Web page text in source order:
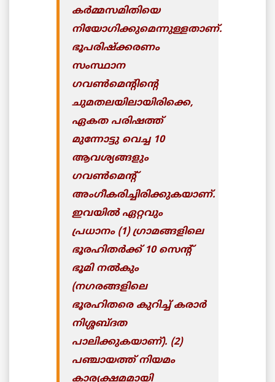
കര്‍മ്മസമിതിയെ
നിയോഗിക്കുമെന്നുള്ളതാണ്.
ഭൂപരിഷ്ക്കരണം
സംസ്ഥാന
ഗവണ്‍മെന്റിന്റെ
ചുമതലയിലായിരിക്കെ,
ഏകത പരിഷത്ത്
മുന്നോട്ടു വെച്ച 10
ആവശ്യങ്ങളും
ഗവണ്‍മെന്റ്
അംഗീകരിച്ചിരിക്കുകയാണ്.
ഇവയില്‍ ഏറ്റവും
പ്രധാനം (1) ഗ്രാമങ്ങളിലെ
ഭൂരഹിതര്‍ക്ക് 10 സെന്റ്
ഭൂമി നല്‍കും
(നഗരങ്ങളിലെ
ഭൂരഹിതരെ കുറിച്ച് കരാര്‍
നിശ്ശബ്ദത
പാലിക്കുകയാണ്). (2)
പഞ്ചായത്ത് നിയമം
കാര്യക്ഷമമായി